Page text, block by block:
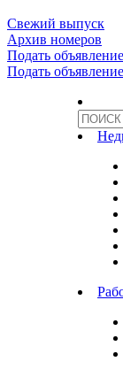
Свежий выпуск
Архив номеров
Подать объявление
Подать объявление